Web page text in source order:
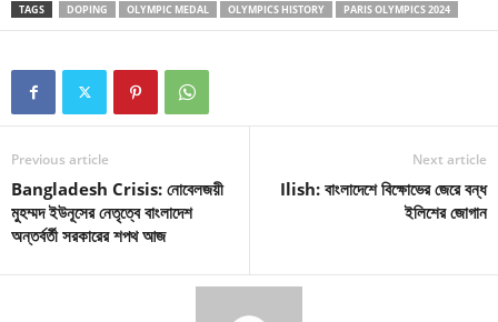
TAGS DOPING OLYMPIC MEDAL OLYMPICS HISTORY PARIS OLYMPICS 2024
Previous article
Bangladesh Crisis: নোবেলজয়ী
মুহম্মদ ইউনূসের নেতৃত্বে বাংলাদেশ
অন্তর্বর্তী সরকারের শপথ আজ
Next article
Ilish: বাংলাদেশে বিক্ষোভের জেরে বন্ধ
ইলিশের জোগান